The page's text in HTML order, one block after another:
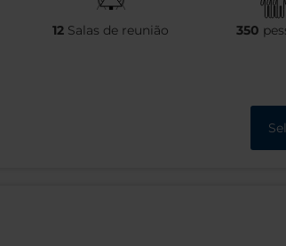
12 Salas de reunião 350